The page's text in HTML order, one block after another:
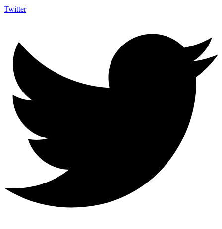
Twitter